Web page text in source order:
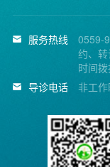
服务热线
0559-
约、
时间拨
导诊电话
非工